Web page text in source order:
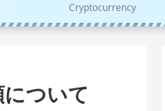
Cryptocurrency
ついて